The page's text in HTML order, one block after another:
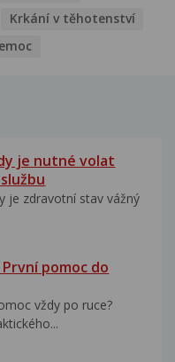
Krkání v těhotenství
je nutné volat
je zdravotní stav vážný
pomoc do
vždy po ruce?